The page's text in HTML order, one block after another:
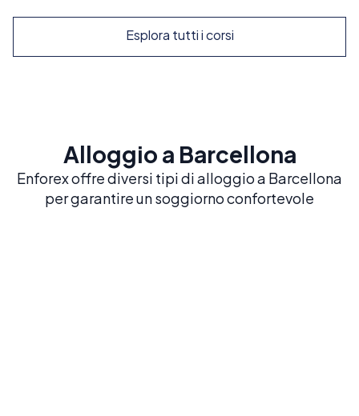
Esplora tutti i corsi
Alloggio a Barcellona
Enforex offre diversi tipi di alloggio a Barcellona
per garantire un soggiorno confortevole